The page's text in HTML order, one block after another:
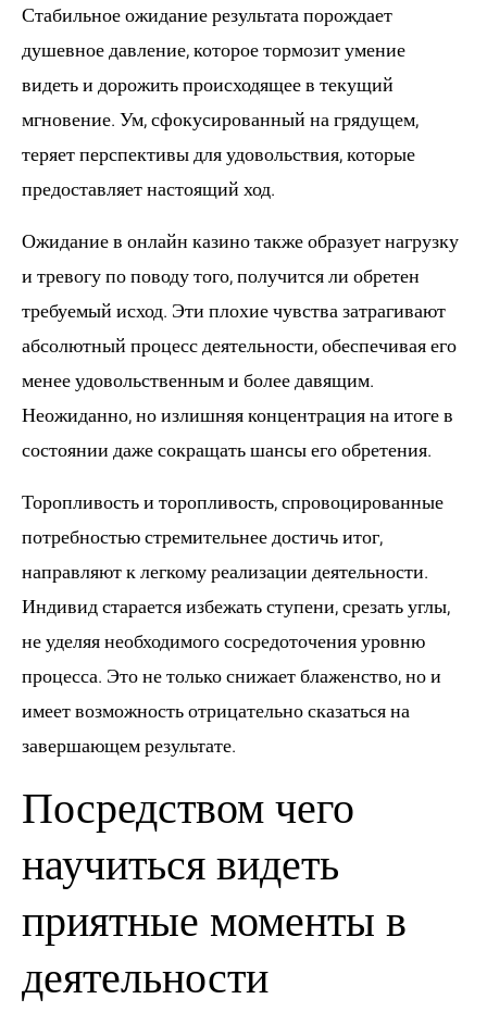
Стабильное ожидание результата порождает
душевное давление, которое тормозит умение
видеть и дорожить происходящее в текущий
мгновение. Ум, сфокусированный на грядущем,
теряет перспективы для удовольствия, которые
предоставляет настоящий ход.
Ожидание в онлайн казино также образует нагрузку
и тревогу по поводу того, получится ли обретен
требуемый исход. Эти плохие чувства затрагивают
абсолютный процесс деятельности, обеспечивая его
менее удовольственным и более давящим.
Неожиданно, но излишняя концентрация на итоге в
состоянии даже сокращать шансы его обретения.
Торопливость и торопливость, спровоцированные
потребностью стремительнее достичь итог,
направляют к легкому реализации деятельности.
Индивид старается избежать ступени, срезать углы,
не уделяя необходимого сосредоточения уровню
процесса. Это не только снижает блаженство, но и
имеет возможность отрицательно сказаться на
завершающем результате.
Посредством чего
научиться видеть
приятные моменты в
деятельности